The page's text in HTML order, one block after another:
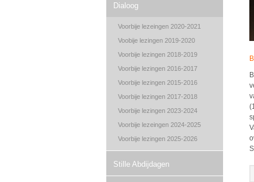
Dialoog
Voorbije lezeingen 2020-2021
Voobije lezingen 2019-2020
Voorbije lezingen 2018-2019
Voorbije lezingen 2016-2017
Voorbije lezingen 2015-2016
Voorbije lezingen 2017-2018
Voorbije lezingen 2023-2024
Voorbije lezeingen 2024-2025
Voorbije lezingen 2025-2026
Stille Abdijdagen